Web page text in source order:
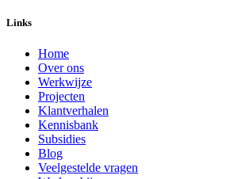
Links
Home
Over ons
Werkwijze
Projecten
Klantverhalen
Kennisbank
Subsidies
Blog
Veelgestelde vragen